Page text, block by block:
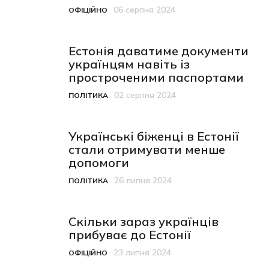
Категорія
ОФІЦІЙНО
Дата публікації
06 серпня 2024
Естонія даватиме документи
українцям навіть із
простроченими паспортами
Категорія
ПОЛІТИКА
Дата публікації
02 серпня 2024
Українські біженці в Естонії
стали отримувати менше
допомоги
Категорія
ПОЛІТИКА
Дата публікації
26 липня 2024
Скільки зараз українців
прибуває до Естонії
Категорія
ОФІЦІЙНО
Дата публікації
23 липня 2024